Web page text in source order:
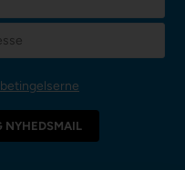
betingelserne